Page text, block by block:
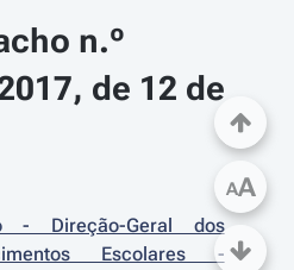
n.º
de 12 de
- Direção-Geral dos
Escolares -
AA